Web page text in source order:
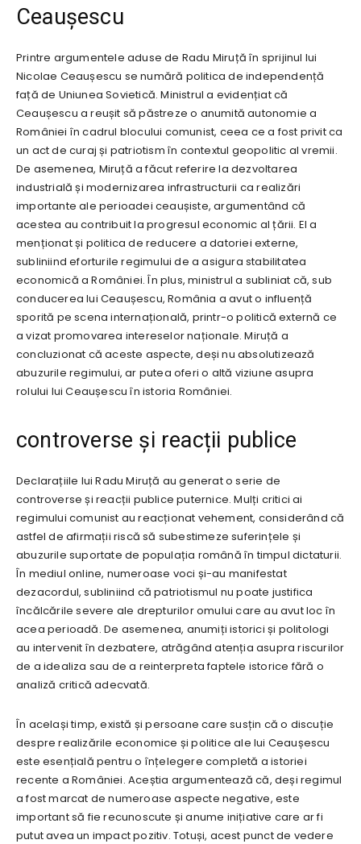
Ceaușescu
Printre argumentele aduse de Radu Miruță în sprijinul lui
Nicolae Ceaușescu se numără politica de independență
față de Uniunea Sovietică. Ministrul a evidențiat că
Ceaușescu a reușit să păstreze o anumită autonomie a
României în cadrul blocului comunist, ceea ce a fost privit ca
un act de curaj și patriotism în contextul geopolitic al vremii.
De asemenea, Miruță a făcut referire la dezvoltarea
industrială și modernizarea infrastructurii ca realizări
importante ale perioadei ceaușiste, argumentând că
acestea au contribuit la progresul economic al țării. El a
menționat și politica de reducere a datoriei externe,
subliniind eforturile regimului de a asigura stabilitatea
economică a României. În plus, ministrul a subliniat că, sub
conducerea lui Ceaușescu, România a avut o influență
sporită pe scena internațională, printr-o politică externă ce
a vizat promovarea intereselor naționale. Miruță a
concluzionat că aceste aspecte, deși nu absolutizează
abuzurile regimului, ar putea oferi o altă viziune asupra
rolului lui Ceaușescu în istoria României.
controverse și reacții publice
Declarațiile lui Radu Miruță au generat o serie de
controverse și reacții publice puternice. Mulți critici ai
regimului comunist au reacționat vehement, considerând că
astfel de afirmații riscă să subestimeze suferințele și
abuzurile suportate de populația română în timpul dictaturii.
În mediul online, numeroase voci și-au manifestat
dezacordul, subliniind că patriotismul nu poate justifica
încălcările severe ale drepturilor omului care au avut loc în
acea perioadă. De asemenea, anumiți istorici și politologi
au intervenit în dezbatere, atrăgând atenția asupra riscurilor
de a idealiza sau de a reinterpreta faptele istorice fără o
analiză critică adecvată.
În același timp, există și persoane care susțin că o discuție
despre realizările economice și politice ale lui Ceaușescu
este esențială pentru o înțelegere completă a istoriei
recente a României. Aceștia argumentează că, deși regimul
a fost marcat de numeroase aspecte negative, este
important să fie recunoscute și anume inițiative care ar fi
putut avea un impact pozitiv. Totuși, acest punct de vedere